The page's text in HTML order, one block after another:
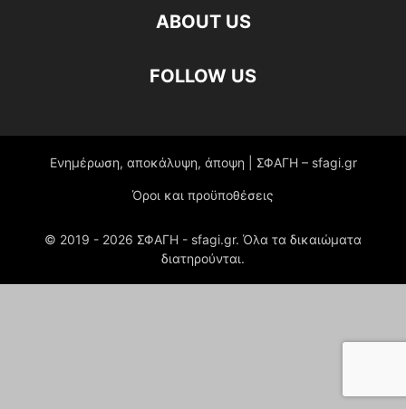
ABOUT US
FOLLOW US
Ενημέρωση, αποκάλυψη, άποψη | ΣΦΑΓΗ – sfagi.gr
Όροι και προϋποθέσεις
© 2019 - 2026 ΣΦΑΓΗ - sfagi.gr. Όλα τα δικαιώματα
διατηρούνται.